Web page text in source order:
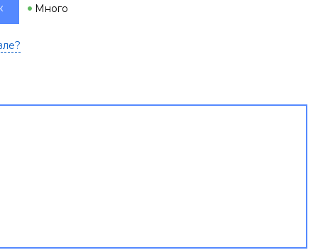
Много